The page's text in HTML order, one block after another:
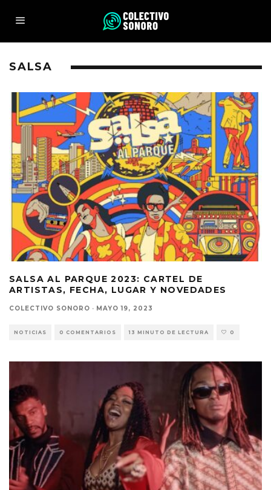
SALSA
SALSA AL PARQUE 2023: CARTEL DE
ARTISTAS, FECHA, LUGAR Y NOVEDADES
COLECTIVO SONORO · MAYO 19, 2023
NOTICIAS 0 COMENTARIOS 13 MINUTO DE LECTURA 0